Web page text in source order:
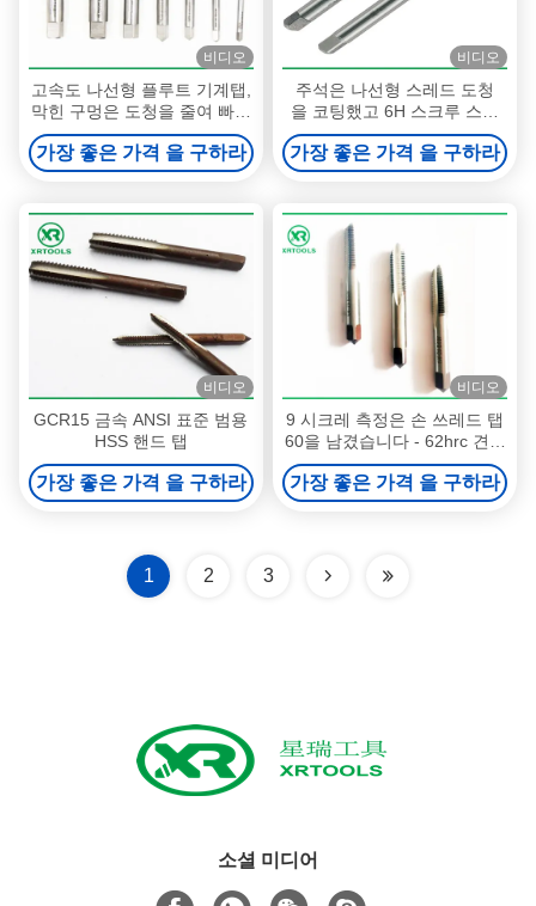
비디오
고속도 나선형 플루트 기계탭,
막힌 구멍은 도청을 줄여 빠져
나아갑니다
가장 좋은 가격 을 구하라
비디오
주석은 나선형 스레드 도청
을 코팅했고 6H 스크루 스레
드 삽입물 도청을 허용오차를
줍니다
가장 좋은 가격 을 구하라
비디오
GCR15 금속 ANSI 표준 범용
HSS 핸드 탭
가장 좋은 가격 을 구하라
비디오
9 시크레 측정은 손 쓰레드 탭
60을 남겼습니다 - 62hrc 견고
성 66 도 나사산각
가장 좋은 가격 을 구하라
1 2 3
소셜 미디어